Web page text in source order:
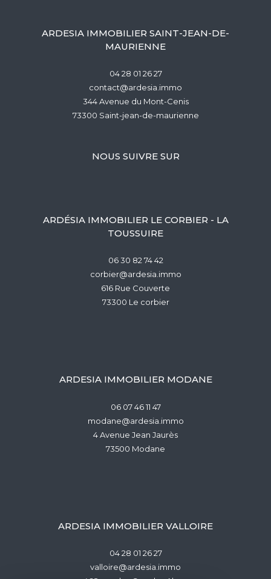
ARDESIA IMMOBILIER SAINT-JEAN-DE-
MAURIENNE
04 28 01 26 27
contact@ardesia.immo
344 Avenue du Mont-Cenis
73300
saint-jean-de-maurienne
NOUS SUIVRE SUR
ARDÉSIA IMMOBILIER LE CORBIER - LA
TOUSSUIRE
06 30 82 74 42
corbier@ardesia.immo
616 Rue Couverte
73300
le corbier
ARDESIA IMMOBILIER MODANE
06 07 46 11 47
modane@ardesia.immo
4 Avenue Jean Jaurès
73500
modane
ARDESIA IMMOBILIER VALLOIRE
04 28 01 26 27
valloire@ardesia.immo